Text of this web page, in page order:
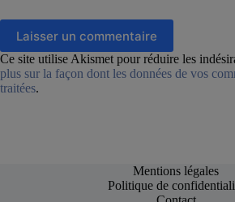
Laisser un commentaire
Ce site utilise Akismet pour réduire les
plus sur la façon dont les données de vos
traitées.
Mentions légales
Politique de